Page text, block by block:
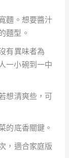
麵。想要醬汁
麵型。
有異味者為
一小碗到一中
想清爽些，可
的底香關鍵。
，適合家庭版